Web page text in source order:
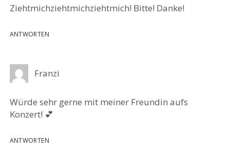
Ziehtmichziehtmichziehtmich! Bitte! Danke!
ANTWORTEN
Franzi
Würde sehr gerne mit meiner Freundin aufs
Konzert! 💕
ANTWORTEN